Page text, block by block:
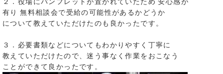
有り 無料相談会で受給の可能性があるかどうか
について教えていただけたのも良かったです。
３．必要書類などについてもわかりやすく丁寧に
教えていただけたので、迷う事なく作業をおこなう
ことができて良かったです。